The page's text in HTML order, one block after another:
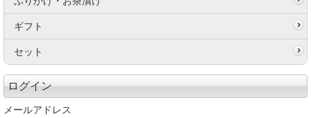
ギフト
セット
ログイン
メールアドレス